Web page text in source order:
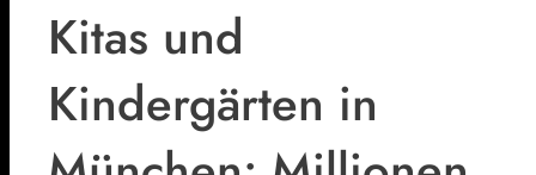
Kitas und
Kindergärten in